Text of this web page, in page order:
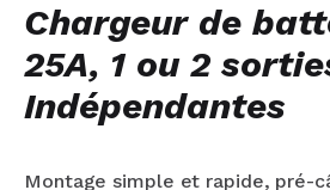
Chargeur de
25A, 1 ou 2
Indépendantes
Montage simple et rapide, pré-